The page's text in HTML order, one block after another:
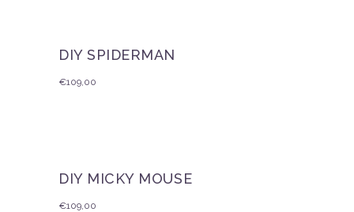
DIY SPIDERMAN
€109,00
DIY MICKY MOUSE
€109,00